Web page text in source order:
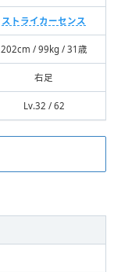
ストライカーセンス
202cm / 99kg / 31歳
右足
Lv.32 / 62